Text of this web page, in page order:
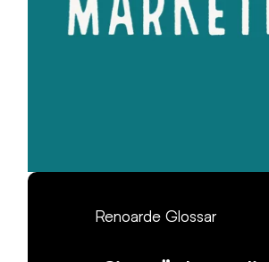
Renoarde Glossar